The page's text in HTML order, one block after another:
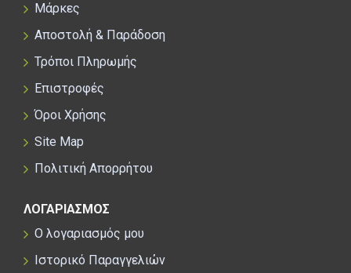
Μάρκες
Αποστολή & Παράδοση
Τρόποι Πληρωμής
Επιστροφές
Όροι Χρήσης
Site Map
Πολιτική Απορρήτου
ΛΟΓΑΡΙΑΣΜΟΣ
Ο λογαριασμός μου
Ιστορικό Παραγγελιών